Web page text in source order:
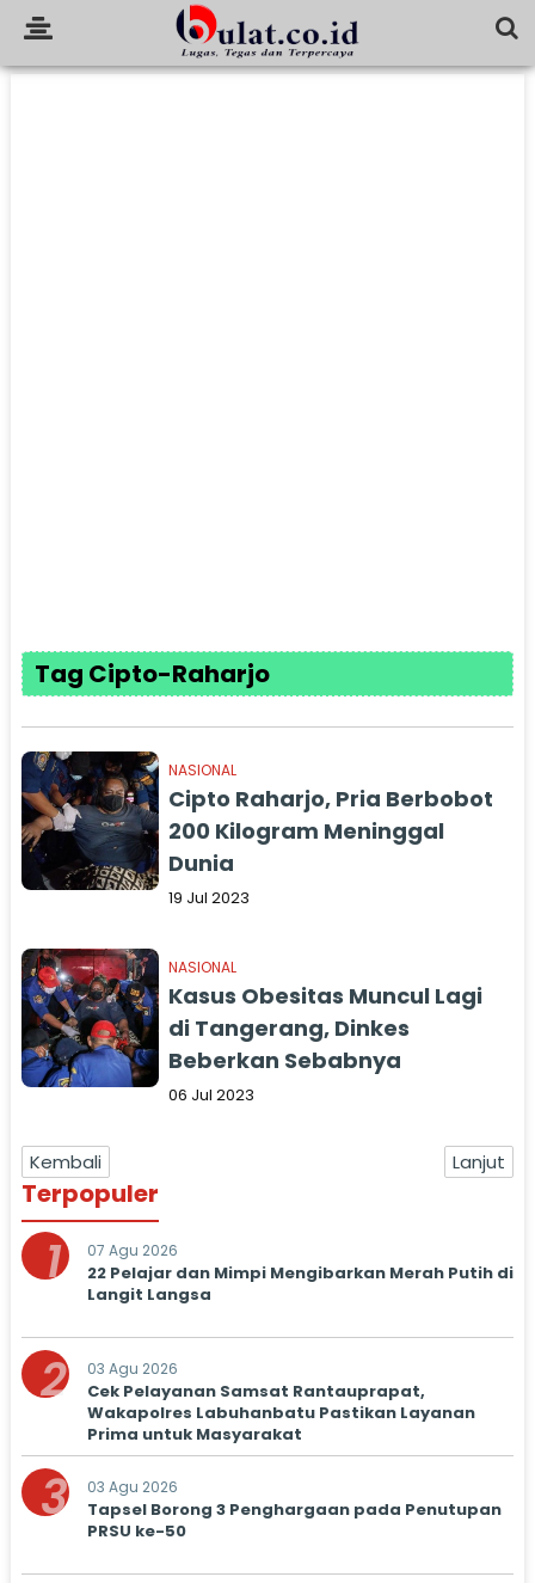
Tag Cipto-Raharjo
NASIONAL
Cipto Raharjo, Pria Berbobot
200 Kilogram Meninggal
Dunia
19 Jul 2023
NASIONAL
Kasus Obesitas Muncul Lagi
di Tangerang, Dinkes
Beberkan Sebabnya
06 Jul 2023
Kembali Lanjut
Terpopuler
1 07 Agu 2026
22 Pelajar dan Mimpi Mengibarkan Merah Putih di
Langit Langsa
2 03 Agu 2026
Cek Pelayanan Samsat Rantauprapat,
Wakapolres Labuhanbatu Pastikan Layanan
Prima untuk Masyarakat
3 03 Agu 2026
Tapsel Borong 3 Penghargaan pada Penutupan
PRSU ke-50